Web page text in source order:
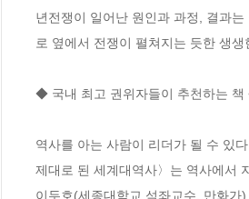
년전쟁이 일어난 원인과 과정, 결과
로 옆에서 전쟁이 펼쳐지는 듯한 생
◆ 국내 최고 권위자들이 추천하는
역사를 아는 사람이 리더가 될 수 있
제대로 된 세계대역사〉는 역사에서
이두호(세종대학교 석좌교수, 만화가)